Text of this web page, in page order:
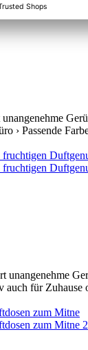
› Passende
auch für Zuhause